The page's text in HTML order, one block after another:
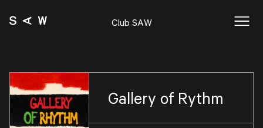
Club SAW
Gallery of Rythm